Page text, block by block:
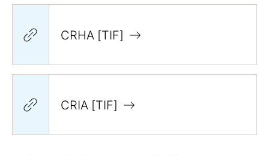
CRHA [TIF]
CRIA [TIF]